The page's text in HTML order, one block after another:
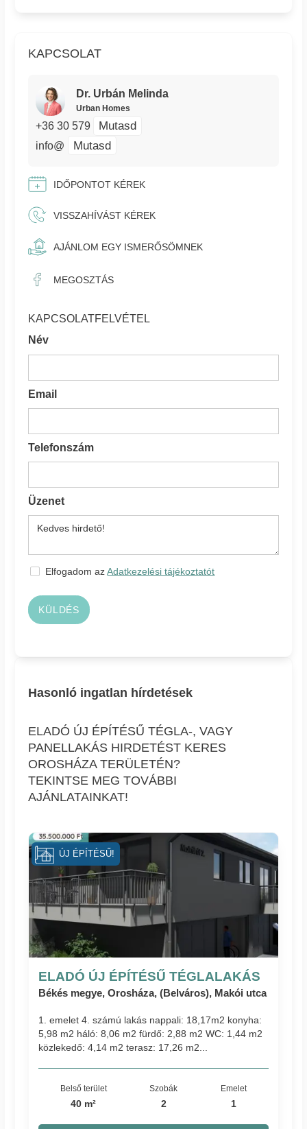
KAPCSOLAT
Dr. Urbán Melinda
Urban Homes
+36 30 579 Mutasd
info@ Mutasd
IDŐPONTOT KÉREK
VISSZAHÍVÁST KÉREK
AJÁNLOM EGY ISMERŐSÖMNEK
MEGOSZTÁS
KAPCSOLATFELVÉTEL
Név
Email
Telefonszám
Üzenet
Elfogadom azAdatkezelési tájékoztatót
KÜLDÉS
Hasonló ingatlan hírdetések
ELADÓ ÚJ ÉPÍTÉSŰ TÉGLA-, VAGY
PANELLAKÁS HIRDETÉST KERES
OROSHÁZA TERÜLETÉN?
TEKINTSE MEG TOVÁBBI
AJÁNLATAINKAT!
ELADÓ ÚJ ÉPÍTÉSŰ TÉGLALAKÁS
Békés megye, Orosháza, (Belváros), Makói utca
1. emelet 4. számú lakás nappali: 18,17m2 konyha:
5,98 m2 háló: 8,06 m2 fürdő: 2,88 m2 WC: 1,44 m2
közlekedő: 4,14 m2 terasz: 17,26 m2...
Belső terület
40 m²
Szobák
2
Emelet
1
ÚJ ÉPÍTÉSŰ!